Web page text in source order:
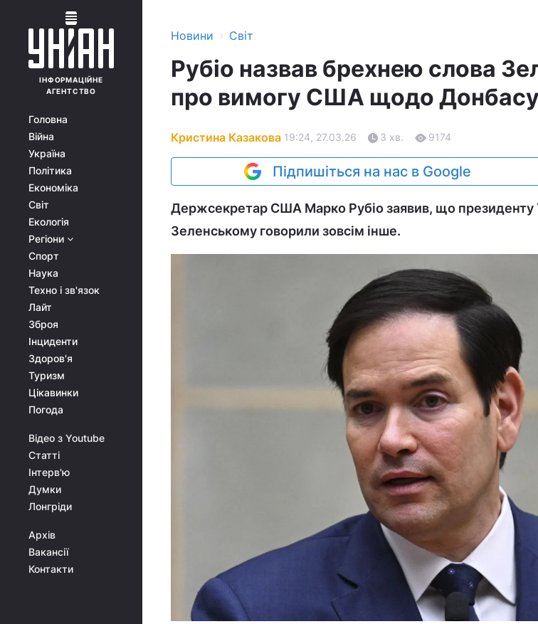
ІНФОРМАЦІЙНЕ
АГЕНТСТВО
Головна
Війна
Україна
Політика
Економіка
Світ
Екологія
Регіони
Спорт
Наука
Техно і зв'язок
Лайт
Зброя
Інциденти
Здоров'я
Туризм
Цікавинки
Погода
Відео з Youtube
Статті
Інтерв'ю
Думки
Лонгріди
Архів
Вакансії
Контакти
Новини › Світ
Рубіо назвав брехнею слова
про вимогу США щодо Донбасу
Кристина Казакова 19:24, 27.03.26 3 хв. 9174
Підпишіться на нас в Google
Держсекретар США Марко Рубіо заявив, що президенту
Зеленському говорили зовсім інше.